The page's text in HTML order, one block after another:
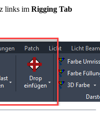
links im Rigging Tab